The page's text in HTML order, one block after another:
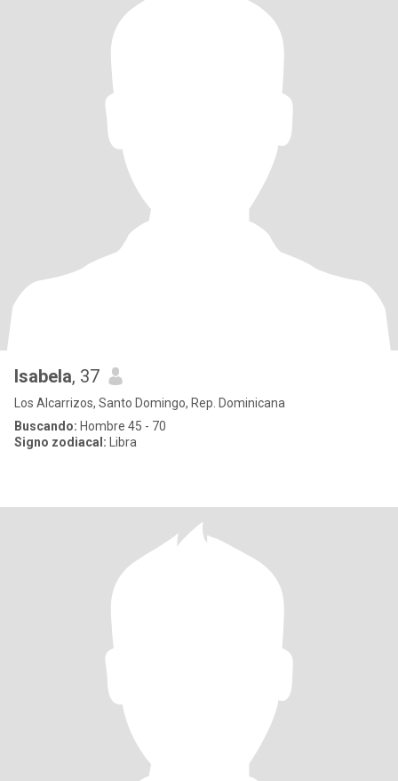
Isabela, 37
Los Alcarrizos, Santo Domingo, Rep. Dominicana
Buscando: Hombre 45 - 70
Signo zodiacal: Libra